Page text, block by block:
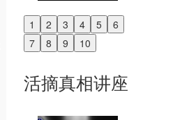
1 2 3 4 5
6
7
8 9 10
Previous
Next
活摘真相讲座